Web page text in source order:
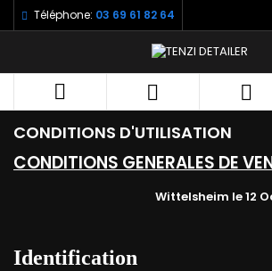
Téléphone: 03 69 61 82 64
  
CONDITIONS D'UTILISATION
CONDITIONS GENERALES DE
Wittelsheim le 12
Identification